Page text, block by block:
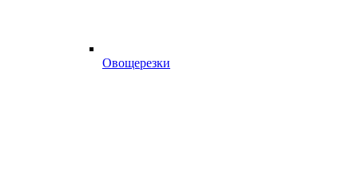
Овощерезки